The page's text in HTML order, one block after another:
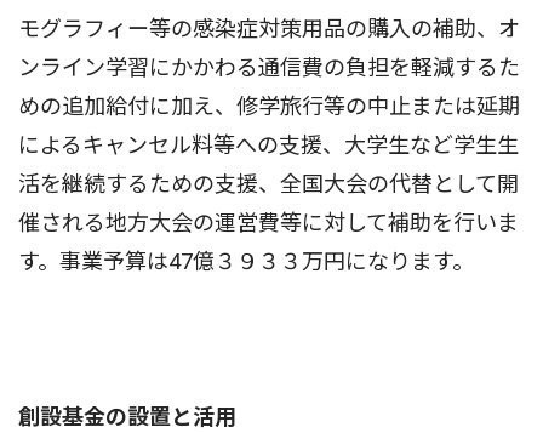
モグラフィー等の感染症対策用品の購入の補助、オ
ンライン学習にかかわる通信費の負担を軽減するた
めの追加給付に加え、修学旅行等の中止または延期
によるキャンセル料等への支援、大学生など学生生
活を継続するための支援、全国大会の代替として開
催される地方大会の運営費等に対して補助を行いま
す。事業予算は47億３９３３万円になります。
創設基金の設置と活用